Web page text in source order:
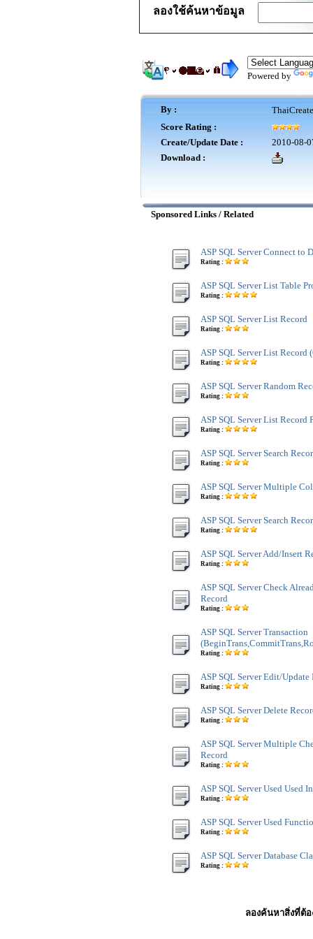
ลองใช้ค้นหาข้อมูล
Powered by
By :
Score Rating :
Create/Update Date :
2010-08-
Download :
Sponsored Links / Related
ASP SQL Server Connect to
Rating :
ASP SQL Server List Table
Rating :
ASP SQL Server List Record
Rating :
ASP SQL Server List Record
Rating :
ASP SQL Server Random
Rating :
ASP SQL Server List Record
Rating :
ASP SQL Server Search
Rating :
ASP SQL Server Multiple
Rating :
ASP SQL Server Search
Rating :
ASP SQL Server Add/Insert
Rating :
ASP SQL Server Check
Record
Rating :
ASP SQL Server Transaction
Rating :
ASP SQL Server Edit/Update
Rating :
ASP SQL Server Delete
Rating :
ASP SQL Server Multiple
Record
Rating :
ASP SQL Server Used Used
Rating :
ASP SQL Server Used
Rating :
ASP SQL Server Database
Rating :
ลองค้นหาสิ่งที่ต้อ